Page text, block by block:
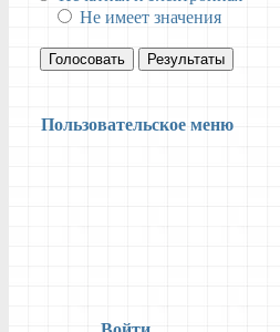
Не имеет значения
Голосовать Результаты
Пользовательское меню